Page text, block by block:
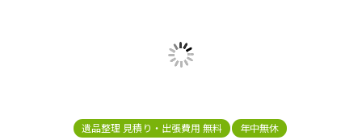
遺品整理 見積り・出張費用 無料
年中無休